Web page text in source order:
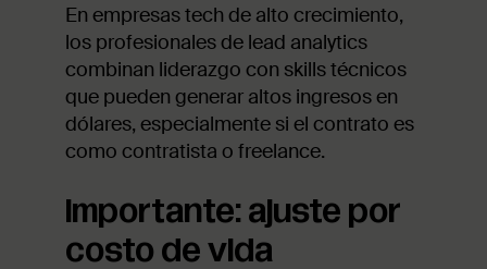
En empresas tech de alto crecimiento,
los profesionales de lead analytics
combinan liderazgo con skills técnicos
que pueden generar altos ingresos en
dólares, especialmente si el contrato es
como contratista o freelance.
Importante: ajuste por
costo de vida